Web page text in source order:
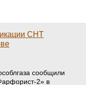
СНТ
сообщили
2» в